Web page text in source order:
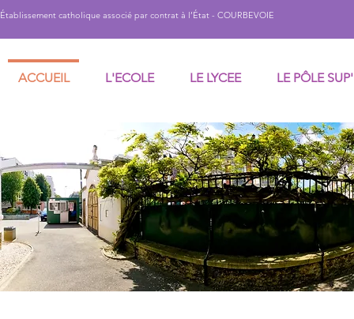
Établissement catholique associé par contrat à l’État - COURBEVOIE
ACCUEIL L'ECOLE LE LYCEE LE PÔLE SUP'